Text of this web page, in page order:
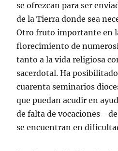
se ofrezcan para ser
de la Tierra donde sea
Otro fruto importante en
florecimiento de
tanto a la vida religiosa
sacerdotal. Ha
cuarenta seminarios
que puedan acudir en
de falta de vocaciones–
se encuentran en